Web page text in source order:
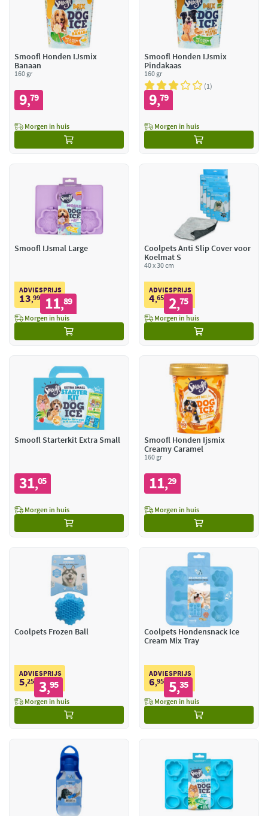
Smoofl Honden IJsmix
Banaan
160 gr
9,79
Morgen in huis
Smoofl Honden IJsmix
Pindakaas
160 gr
1
9,79
Morgen in huis
Smoofl IJsmal Large
ADVIESPRIJS
13,99 11,89
Morgen in huis
Coolpets Anti Slip Cover voor
Koelmat S
40 x 30 cm
ADVIESPRIJS
4,65 2,75
Morgen in huis
Smoofl Starterkit Extra Small
31,05
Morgen in huis
Smoofl Honden Ijsmix
Creamy Caramel
160 gr
11,29
Morgen in huis
Coolpets Frozen Ball
ADVIESPRIJS
5,25 3,95
Morgen in huis
Coolpets Hondensnack Ice
Cream Mix Tray
ADVIESPRIJS
6,95 5,35
Morgen in huis